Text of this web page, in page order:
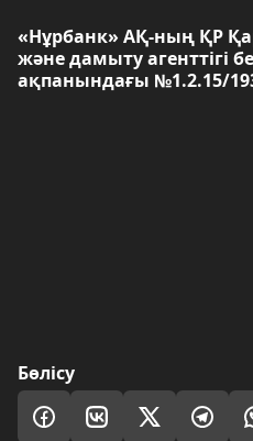
«Нұрбанк» АҚ-ның ҚР
және дамыту агенттігі
ақпанындағы №1.2.15/
Бөлісу